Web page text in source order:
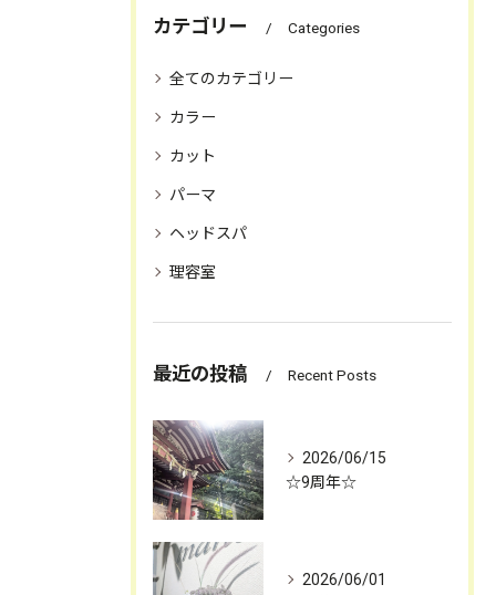
カテゴリー Categories
全てのカテゴリー
カラー
カット
パーマ
ヘッドスパ
理容室
最近の投稿 Recent Posts
2026/06/15
☆9周年☆
2026/06/01